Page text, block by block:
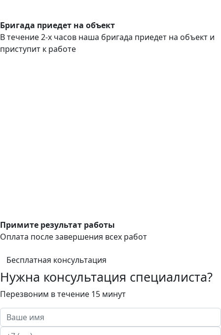
Бригада приедет на объект
В течение 2-х часов наша бригада приедет на объект и
приступит к работе
Примите результат работы
Оплата после завершения всех работ
Бесплатная консультация
Нужна консультация специалиста?
Перезвоним в течение 15 минут